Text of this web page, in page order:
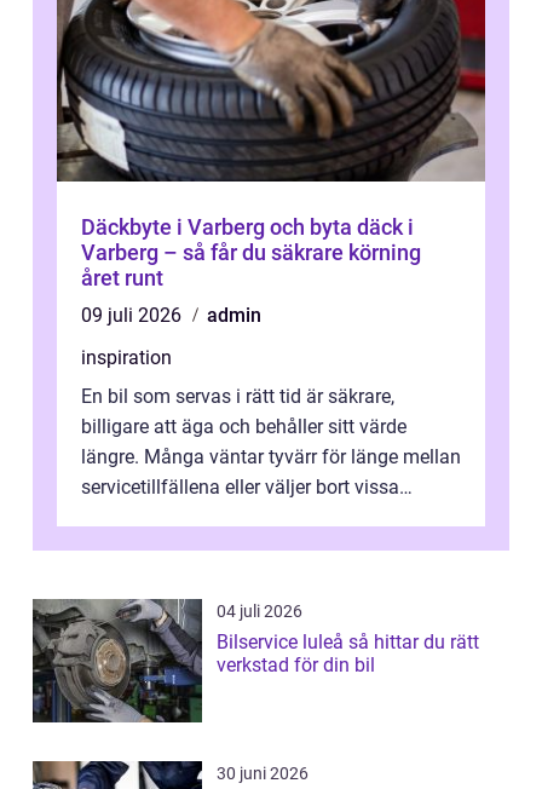
Däckbyte i Varberg och byta däck i
Varberg – så får du säkrare körning
året runt
09 juli 2026
admin
inspiration
En bil som servas i rätt tid är säkrare,
billigare att äga och behåller sitt värde
längre. Många väntar tyvärr för länge mellan
servicetillfällena eller väljer bort vissa
04 juli 2026
Bilservice luleå så hittar du rätt
verkstad för din bil
30 juni 2026